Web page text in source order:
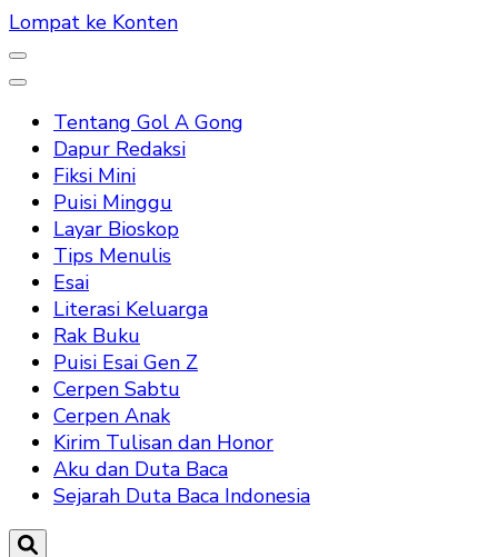
Lompat ke Konten
Tentang Gol A Gong
Dapur Redaksi
Fiksi Mini
Puisi Minggu
Layar Bioskop
Tips Menulis
Esai
Literasi Keluarga
Rak Buku
Puisi Esai Gen Z
Cerpen Sabtu
Cerpen Anak
Kirim Tulisan dan Honor
Aku dan Duta Baca
Sejarah Duta Baca Indonesia